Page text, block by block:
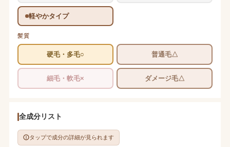
軽やかタイプ
髪質
硬毛・多毛○ 普通毛△
細毛・軟毛× ダメージ毛△
全成分リスト
タップで成分の詳細が見られます